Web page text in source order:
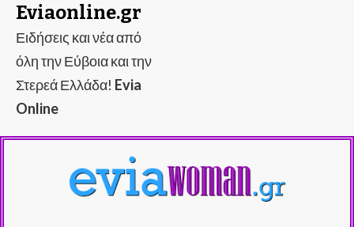
Eviaonline.gr
Ειδήσεις και νέα από
όλη την Εύβοια και την
Στερεά Ελλάδα! Evia
Online